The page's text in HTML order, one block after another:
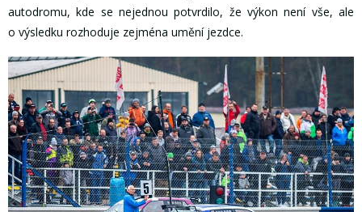
autodromu, kde se nejednou potvrdilo, že výkon není vše, ale
o výsledku rozhoduje zejména umění jezdce.